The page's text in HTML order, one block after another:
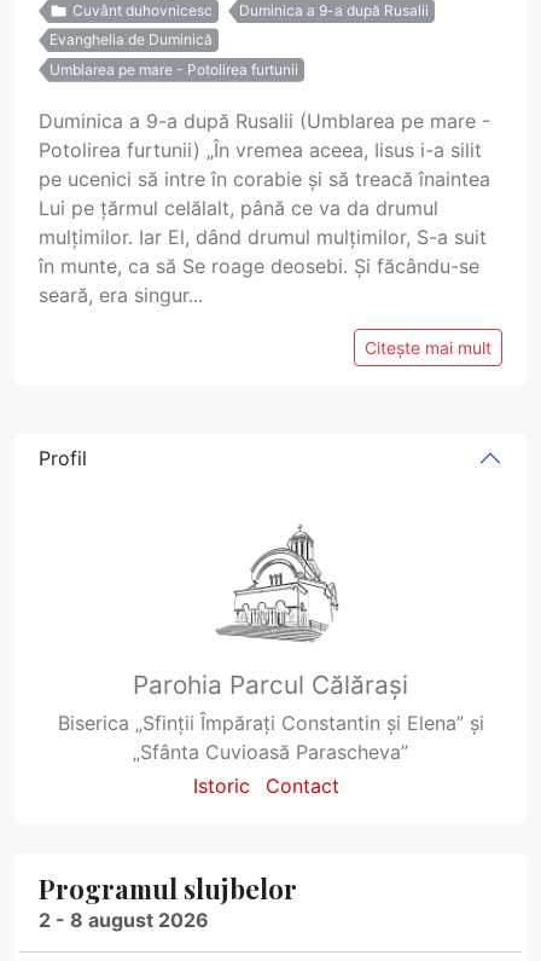
Cuvânt duhovnicesc
Duminica a 9-a după Rusalii
Evanghelia de Duminică
Umblarea pe mare - Potolirea furtunii
Duminica a 9-a după Rusalii (Umblarea pe mare -
Potolirea furtunii) „În vremea aceea, Iisus i-a silit
pe ucenici să intre în corabie și să treacă înaintea
Lui pe țărmul celălalt, până ce va da drumul
mulțimilor. Iar El, dând drumul mulțimilor, S-a suit
în munte, ca să Se roage deosebi. Și făcându-se
seară, era singur...
Citește mai mult
Profil
Parohia Parcul Călărași
Biserica „Sfinții Împărați Constantin și Elena” și
„Sfânta Cuvioasă Parascheva”
Istoric
Contact
Programul slujbelor
2 - 8 august 2026